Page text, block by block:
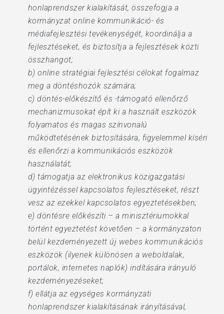
honlaprendszer kialakítását, összefogja a
kormányzat online kommunikáció- és
médiafejlesztési tevékenységét, koordinálja a
fejlesztéseket, és biztosítja a fejlesztések közti
összhangot;
b) online stratégiai fejlesztési célokat fogalmaz
meg a döntéshozók számára;
c) döntés-előkészítő és -támogató ellenőrző
mechanizmusokat épít ki a használt eszközök
folyamatos és magas színvonalú
működtetésének biztosítására, figyelemmel kíséri
és ellenőrzi a kommunikációs eszközök
használatát;
d) támogatja az elektronikus közigazgatási
ügyintézéssel kapcsolatos fejlesztéseket, részt
vesz az ezekkel kapcsolatos egyeztetésekben;
e) döntésre előkészíti – a minisztériumokkal
történt egyeztetést követően – a kormányzaton
belül kezdeményezett új webes kommunikációs
eszközök (ilyenek különösen a weboldalak,
portálok, internetes naplók) indítására irányuló
kezdeményezéseket;
f) ellátja az egységes kormányzati
honlaprendszer kialakításának irányításával,